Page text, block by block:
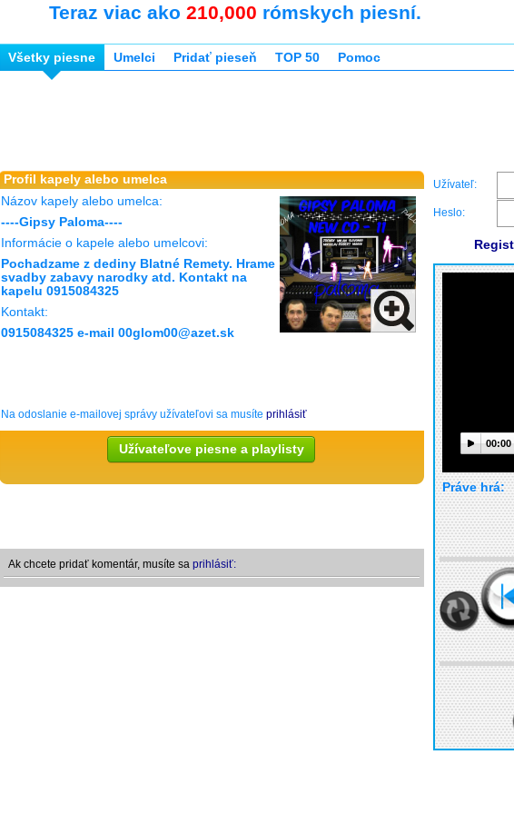
Teraz viac ako 210,000 rómskych piesní.
Všetky piesne Umelci Pridať pieseň TOP 50 Pomoc
Profil kapely alebo umelca
Názov kapely alebo umelca:
----Gipsy Paloma----
Informácie o kapele alebo umelcovi:
Pochadzame z dediny Blatné Remety. Hrame
svadby zabavy narodky atd. Kontakt na
kapelu 0915084325
Kontakt:
0915084325 e-mail 00glom00@azet.sk
Na odoslanie e-mailovej správy užívateľovi sa musíte prihlásiť
Užívateľove piesne a playlisty
Ak chcete pridať komentár, musíte sa prihlásiť:
Užívateľ:
Heslo:
00:00
Práve hrá: